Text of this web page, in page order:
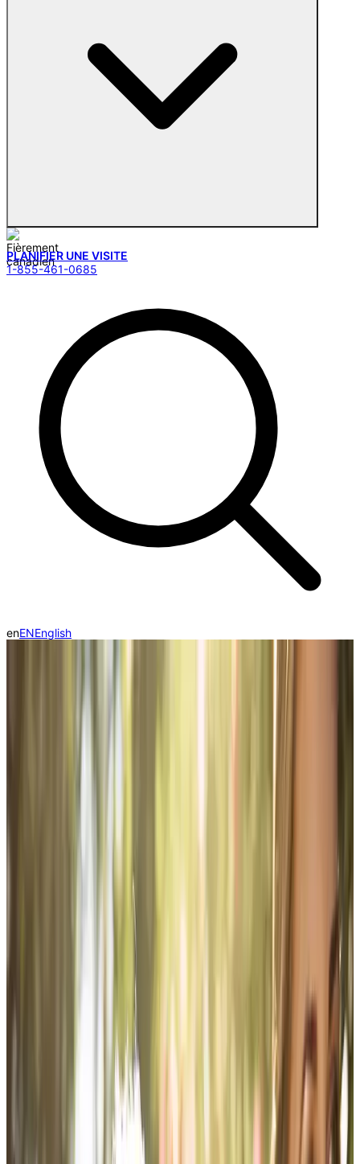
PLANIFIER UNE VISITE
1-855-461-0685
enENEnglish